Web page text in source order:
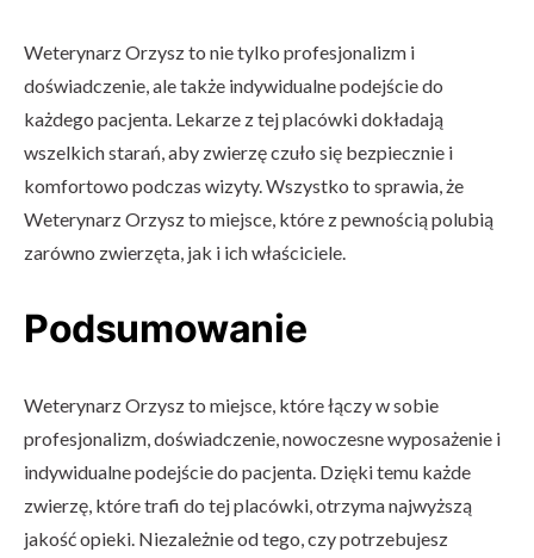
Weterynarz Orzysz to nie tylko profesjonalizm i
doświadczenie, ale także indywidualne podejście do
każdego pacjenta. Lekarze z tej placówki dokładają
wszelkich starań, aby zwierzę czuło się bezpiecznie i
komfortowo podczas wizyty. Wszystko to sprawia, że
Weterynarz Orzysz to miejsce, które z pewnością polubią
zarówno zwierzęta, jak i ich właściciele.
Podsumowanie
Weterynarz Orzysz to miejsce, które łączy w sobie
profesjonalizm, doświadczenie, nowoczesne wyposażenie i
indywidualne podejście do pacjenta. Dzięki temu każde
zwierzę, które trafi do tej placówki, otrzyma najwyższą
jakość opieki. Niezależnie od tego, czy potrzebujesz